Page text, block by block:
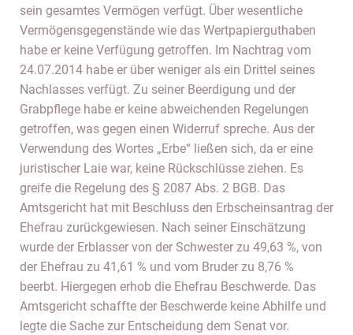
sein gesamtes Vermögen verfügt. Über wesentliche
Vermögensgegenstände wie das Wertpapierguthaben
habe er keine Verfügung getroffen. Im Nachtrag vom
24.07.2014 habe er über weniger als ein Drittel seines
Nachlasses verfügt. Zu seiner Beerdigung und der
Grabpflege habe er keine abweichenden Regelungen
getroffen, was gegen einen Widerruf spreche. Aus der
Verwendung des Wortes „Erbe“ ließen sich, da er eine
juristischer Laie war, keine Rückschlüsse ziehen. Es
greife die Regelung des § 2087 Abs. 2 BGB. Das
Amtsgericht hat mit Beschluss den Erbscheinsantrag der
Ehefrau zurückgewiesen. Nach seiner Einschätzung
wurde der Erblasser von der Schwester zu 49,63 %, von
der Ehefrau zu 41,61 % und vom Bruder zu 8,76 %
beerbt. Hiergegen erhob die Ehefrau Beschwerde. Das
Amtsgericht schaffte der Beschwerde keine Abhilfe und
legte die Sache zur Entscheidung dem Senat vor.